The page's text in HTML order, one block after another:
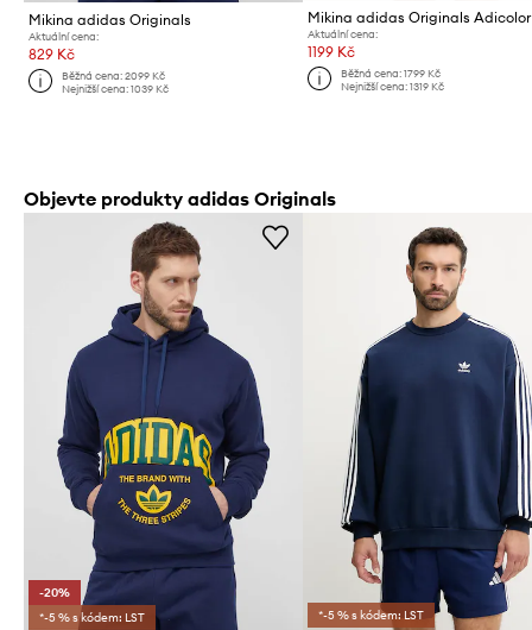
Mikina adidas Originals
Aktuální cena:
829 Kč
Běžná cena:2099 Kč
Nejnižší cena:1039 Kč
Mikina adidas Originals Adicolor
Aktuální cena:
1199 Kč
Běžná cena: 1799 Kč
Nejnižší cena: 1319 Kč
Objevte produkty adidas Originals
-20%
*-5 % s kódem: LST
*-5 % s kódem: LST